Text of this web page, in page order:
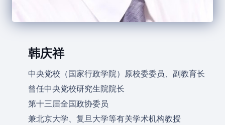
韩庆祥
中央党校（国家行政学院）原校委委员、副教育长
曾任中央党校研究生院院长
第十三届全国政协委员
兼北京大学、复旦大学等有关学术机构教授